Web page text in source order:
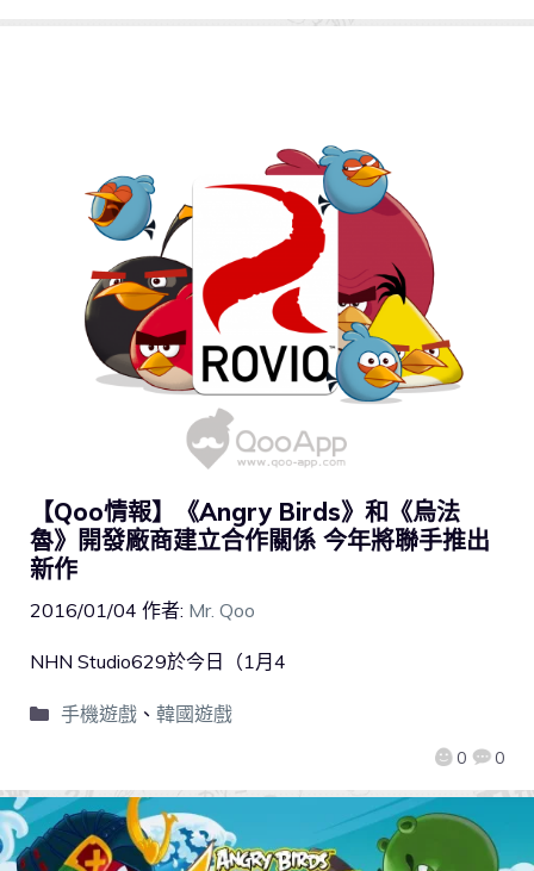
【Qoo情報】《Angry Birds》和《烏法
魯》開發廠商建立合作關係 今年將聯手推出
新作
2016/01/04 作者: Mr. Qoo
0 0
NHN Studio629於今日（1月4
手機遊戲、 韓國遊戲